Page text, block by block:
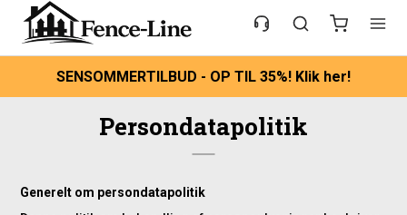
SENSOMMERTILBUD - OP TIL 35%! Klik her!
Persondatapolitik
Generelt om persondatapolitik